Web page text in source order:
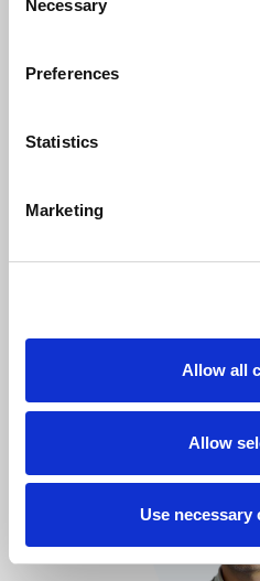
Selection
Necessary
Preferences
Statistics
Marketing
Allow all
Allow
Use necessary